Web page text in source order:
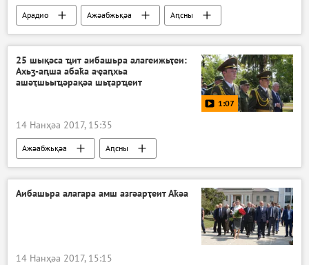
Арадио Ажәабжьқәа Аԥсны
25 шықәса ҵит аибашьра алагеижьҭеи:
Ахьӡ-аԥша абаҟа аҿаԥхьа
ашәҭшьыҵәрақәа шьҭарҵеит
1:07
14 Нанҳәа 2017, 15:35
Ажәабжьқәа
Аԥсны
Авидеонҵамҭақәа
Аибашьра алагара амш азгәарҭеит Аҟәа
14 Нанҳәа 2017, 15:15